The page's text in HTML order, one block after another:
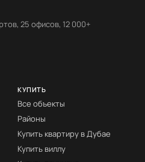
25 офисов, 12 000+
КУПИТЬ
Все объекты
Районы
Купить квартиру в Дубае
Купить виллу